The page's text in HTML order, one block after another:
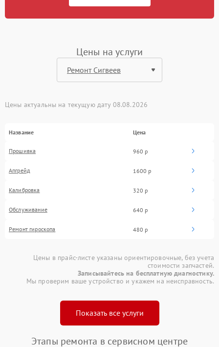
Цены на услуги
Цены актуальны на текущую дату 08.08.2026
Название Цена
Прошивка 960 р
Апгрейд 1600 р
Калибровка 320 р
Обслуживание 640 р
Ремонт гироскопа 480 р
Цены в прайс-листе указаны ориентировочные, без учета
стоимости запчастей.
Записывайтесь на бесплатную диагностику.
Мы проверим ваше устройство и укажем на неисправность.
Показать все услуги
Этапы ремонта в сервисном центре